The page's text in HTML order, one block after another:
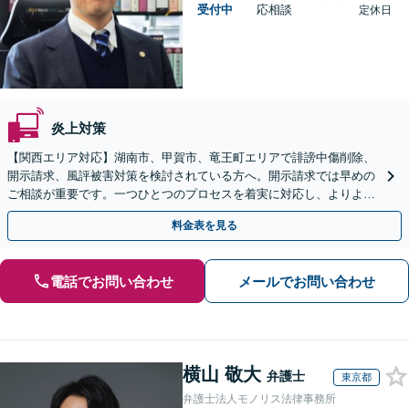
受付中
応相談
定休日
炎上対策
【関西エリア対応】湖南市、甲賀市、竜王町エリアで誹謗中傷削除、
開示請求、風評被害対策を検討されている方へ。開示請求では早めの
ご相談が重要です。一つひとつのプロセスを着実に対応し、よりよい
解決に向けて尽力いたします【Web面談OK】
料金表を見る
電話でお問い合わせ メールでお問い合わせ
横山 敬大 弁護士 東京都
弁護士法人モノリス法律事務所